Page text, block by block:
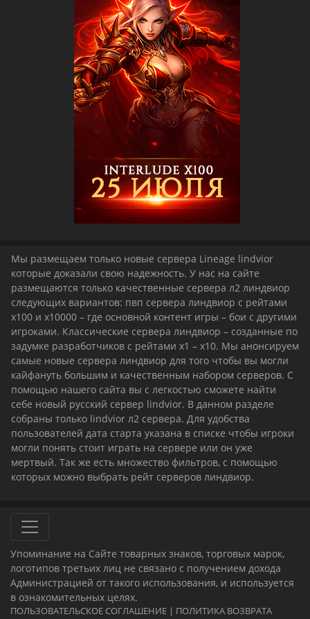
Мы размещаем только новые сервера Lineage lindvior
которые доказали свою надежность. У нас на сайте
размещаются только качественные сервера л2 линдвиор
следующих вариантов: пвп сервера линдвиор с рейтами
х100 и х10000 – где основной контент игры – бои с другими
игроками. Классические сервера линдвиор – созданные по
задумке разработчиков с рейтами х1 – х10. Мы анонсируем
самые новые сервера линдвиор для того чтобы вы могли
кайфануть большим и качественным набором серверов. С
помощью нашего сайта вы с легкостью сможете найти
себе новый русский сервер lindvior. В данном разделе
собраны только lindvior л2 сервера. Для удобства
пользователей дата старта указана в списке чтобы игроки
могли понять стоит играть на сервере или он уже
мертвый. Так же есть множество фильтров, с помощью
которых можно выбрать рейт серверов линдвиор.
Упоминание на Сайте товарных знаков, торговых марок,
логотипов третьих лиц не связано с получением дохода
Администрацией от такого использования, и используется
в ознакомительных целях.
ПОЛЬЗОВАТЕЛЬСКОЕ СОГЛАШЕНИЕ | ПОЛИТИКА ВОЗВРАТА